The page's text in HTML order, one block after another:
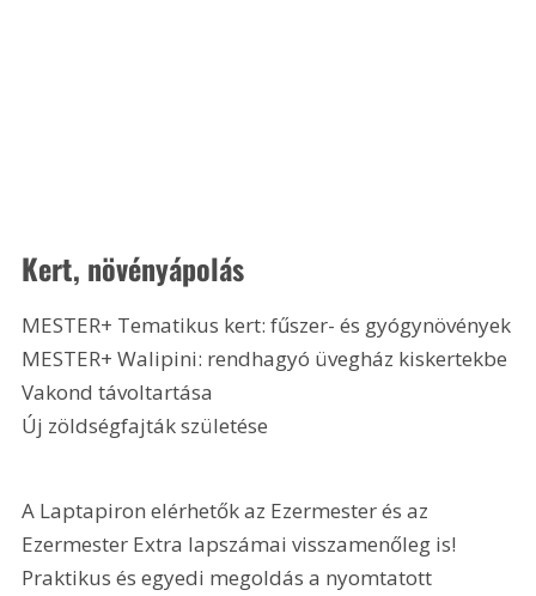
Kert, növényápolás
MESTER+ Tematikus kert: fűszer- és gyógynövények
MESTER+ Walipini: rendhagyó üvegház kiskertekbe
Vakond távoltartása
Új zöldségfajták születése
A Laptapiron elérhetők az Ezermester és az
Ezermester Extra lapszámai visszamenőleg is!
Praktikus és egyedi megoldás a nyomtatott